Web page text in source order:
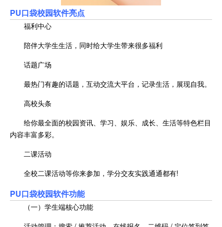
PU口袋校园软件亮点
福利中心
陪伴大学生生活，同时给大学生带来很多福利
话题广场
最热门有趣的话题，互动交流大平台，记录生活，展现自我。
高校头条
给你最全面的校园资讯、学习、娱乐、成长、生活等特色栏目
内容丰富多彩。
二课活动
全校二课活动等你来参加，学分交友实践通通都有!
PU口袋校园软件功能
（一）学生端核心功能